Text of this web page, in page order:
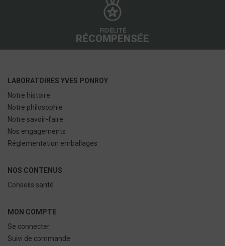
FIDÉLITÉ
RÉCOMPENSÉE
LABORATOIRES YVES PONROY
Notre histoire
Notre philosophie
Notre savoir-faire
Nos engagements
Réglementation emballages
NOS CONTENUS
Conseils santé
MON COMPTE
Se connecter
Suivi de commande